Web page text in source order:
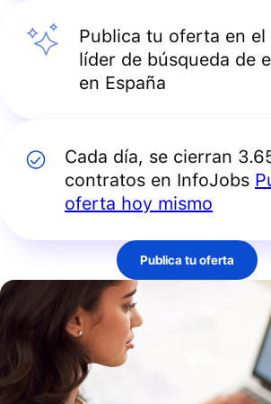
Publica tu oferta en
líder de búsqueda de
en España
Cada día, se cierran
contratos en InfoJobs
oferta hoy mismo
Publica tu oferta